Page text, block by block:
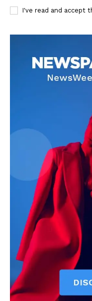
AIN NEWS
Contact Us
Privacy Policy
Terms of Use
Facebook
X
I've read and accept